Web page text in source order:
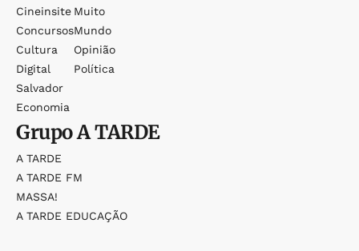
Cineinsite
Concursos
Cultura
Digital
Salvador
Economia
Muito
Mundo
Opinião
Política
GrupoA TARDE
A TARDE
A TARDE FM
MASSA!
A TARDE EDUCAÇÃO